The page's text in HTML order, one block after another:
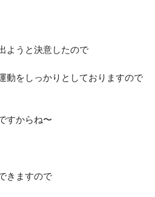
ようと決意したので
動をしっかりとしておりますので
すからね〜
きますので